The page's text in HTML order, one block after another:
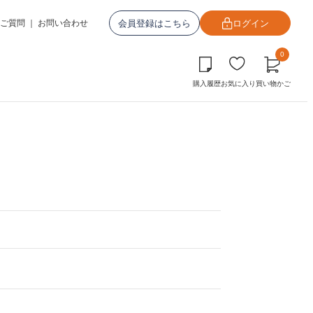
質問 お問い合わせ 会員登録はこちら ログイン
購入履歴お気に入り
0
買い物かご